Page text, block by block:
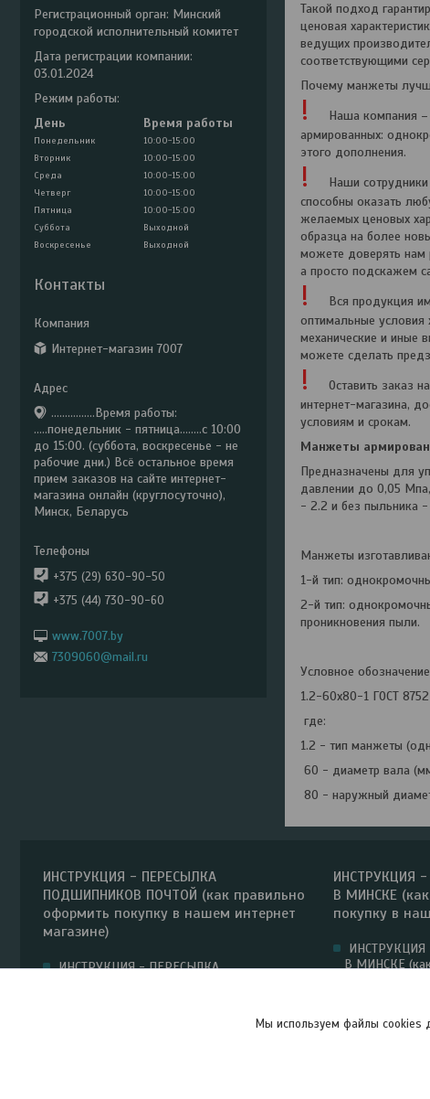
Такой подход
ценовая
ведущих
соответствующими
Почему манжеты
!
Наша компания –
армированных:
этого дополнения.
!
Наши
способны оказать
желаемых ценовых
образца на более
можете доверять нам
а просто подскажем
!
Вся продукция
оптимальные
механические и иные
можете сделать
!
Оставить заказ
интернет-магазина,
условиям и срокам.
Манжеты
Предназначены для
давлении до 0,05
- 2.2 и без пыльника -
Манжеты
1-й тип:
2-й тип:
проникновения пыли.
Условное
1.2-60х80-1 ГОСТ
где:
1.2 - тип манжеты
60 - диаметр вала
80 - наружный
Регистрационный орган: Минский
городской исполнительный комитет
Дата регистрации компании:
03.01.2024
Режим работы:
День
Время работы
Понедельник
10:00-15:00
Вторник
10:00-15:00
Среда
10:00-15:00
Четверг
10:00-15:00
Пятница
10:00-15:00
Суббота
Выходной
Воскресенье
Выходной
Контакты
Интернет-магазин 7007
................Время работы:
.....понедельник - пятница........с 10:00
до 15:00. (суббота, воскресенье - не
рабочие дни.) Всё остальное время
прием заказов на сайте интернет-
магазина онлайн (круглосуточно),
Минск, Беларусь
+375 (29) 630-90-50
+375 (44) 730-90-60
www.7007.by
7309060@mail.ru
ИНСТРУКЦИЯ - ПЕРЕСЫЛКА
ПОДШИПНИКОВ ПОЧТОЙ (как правильно
оформить покупку в нашем интернет
магазине)
ИНСТРУКЦИЯ - ПЕРЕСЫЛКА
ИНСТРУКЦИЯ
В МИНСКЕ
покупку в
В МИНСКЕ
Мы используем файлы cookies